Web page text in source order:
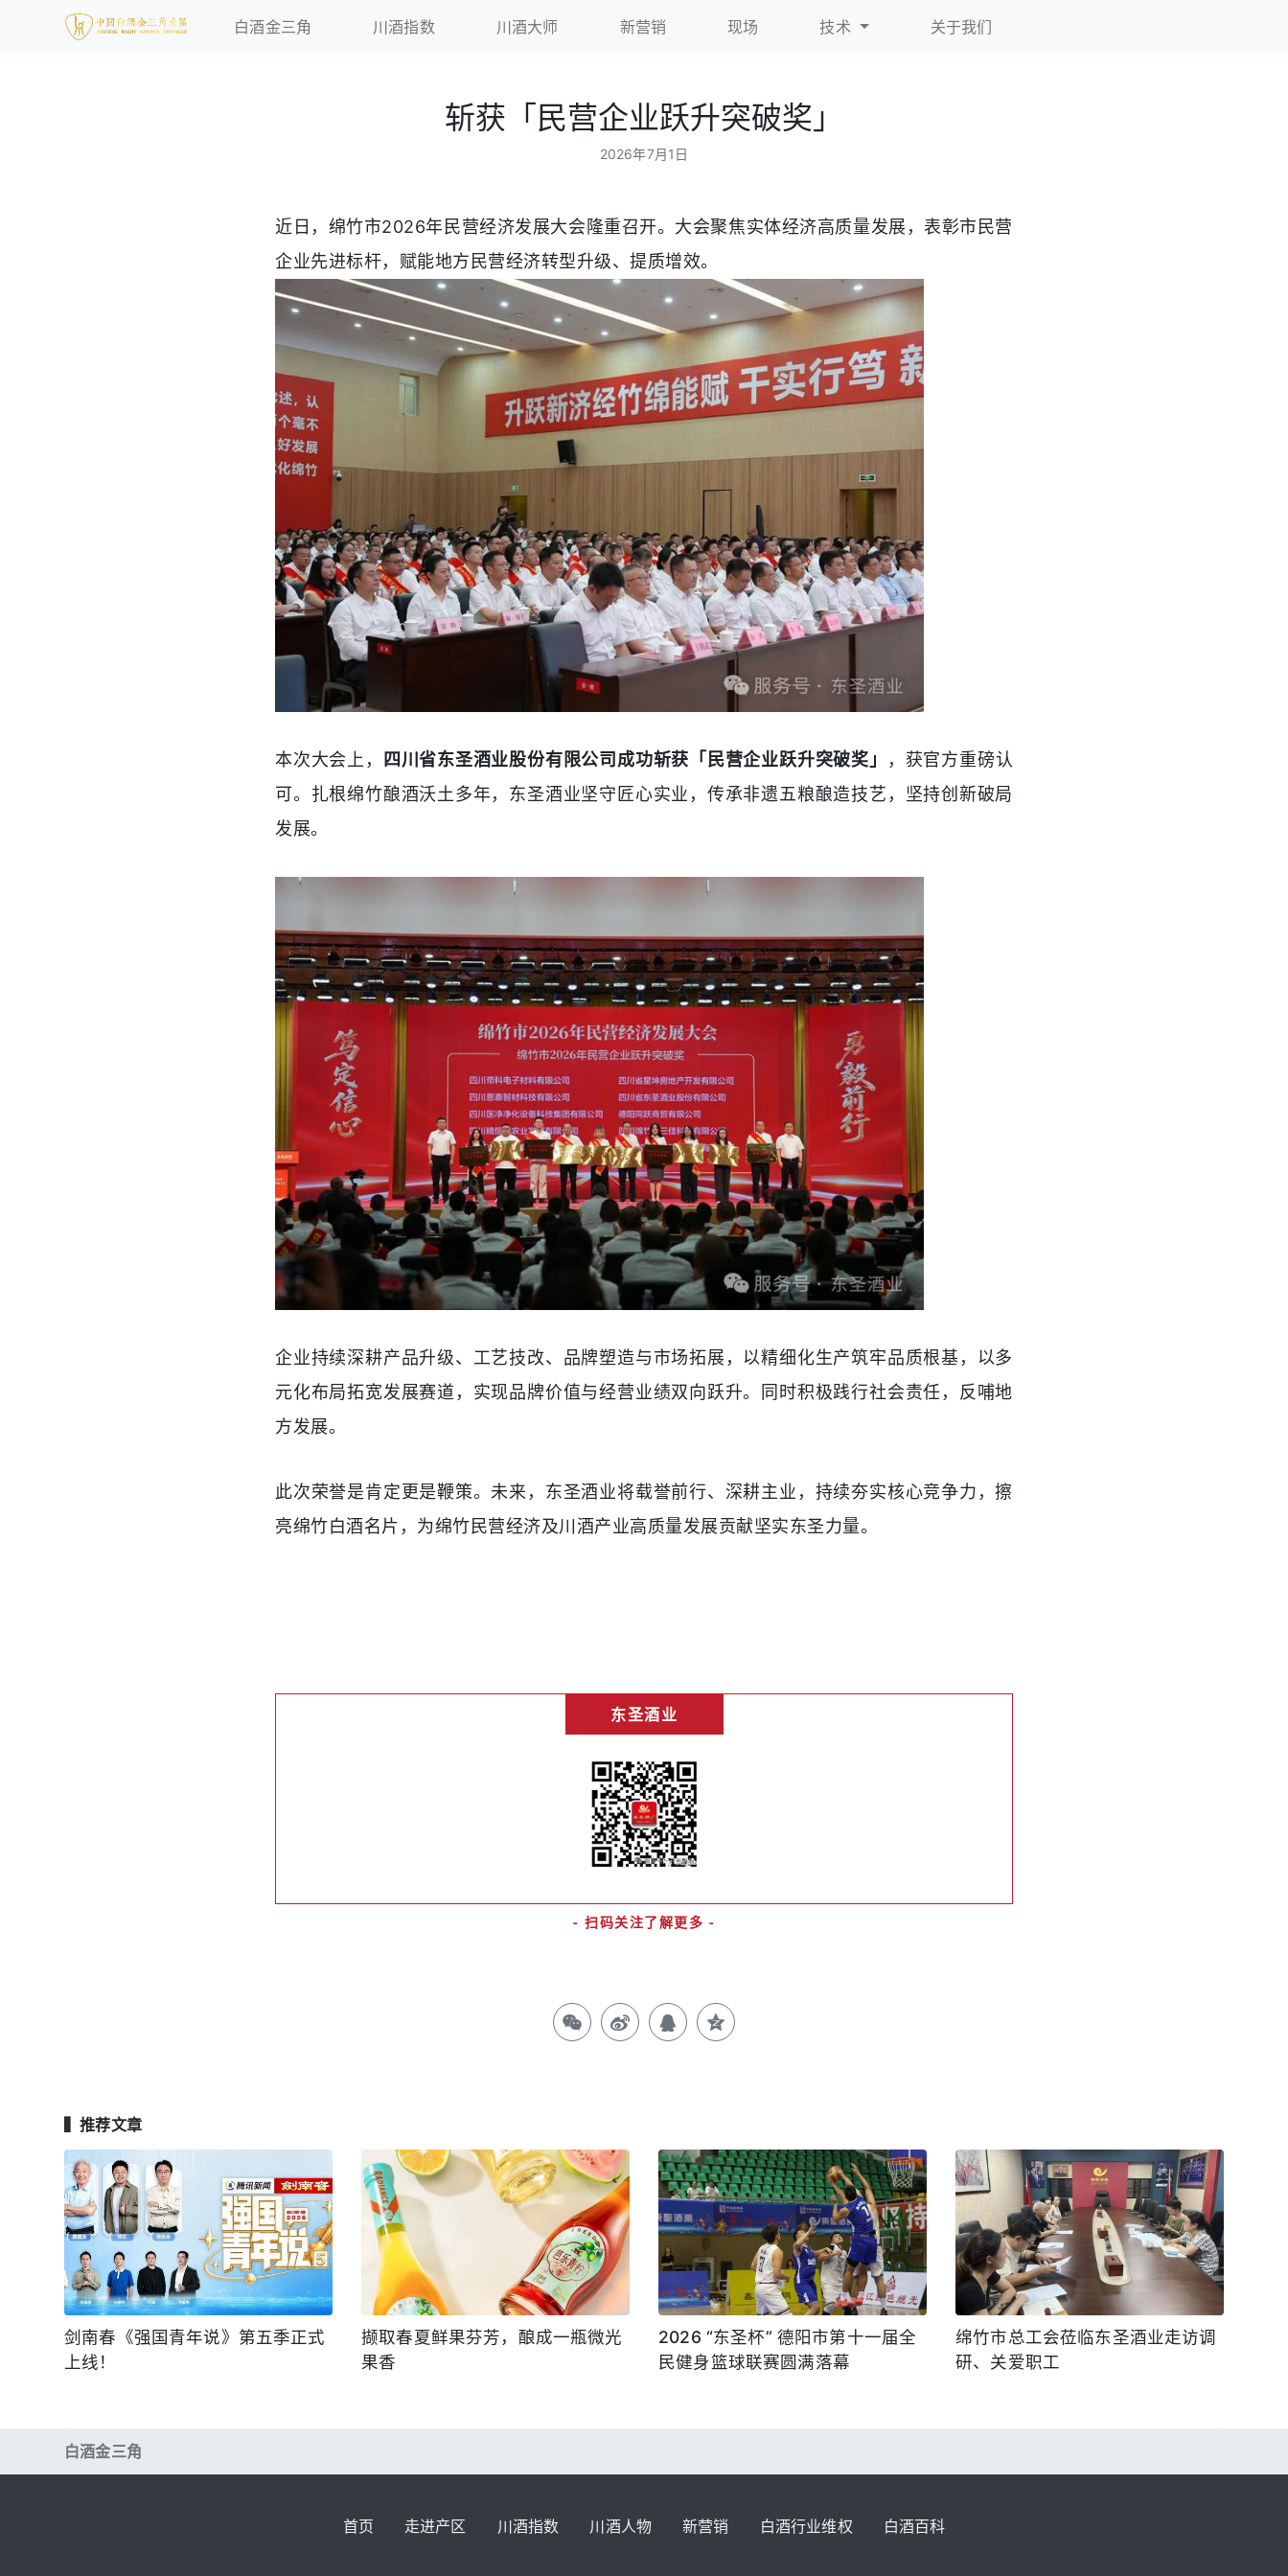
白酒金三角 川酒指数 川酒大师 新营销 现场 技术 关于我们
斩获「民营企业跃升突破奖」
2026年7月1日
近日，绵竹市2026年民营经济发展大会隆重召开。大会聚焦实体经济高质量发展，表彰市民营
企业先进标杆，赋能地方民营经济转型升级、提质增效。
本次大会上， 四川省东圣酒业股份有限公司成功斩获「民营企业跃升突破奖」
，获官方重磅认
可。扎根绵竹酿酒沃土多年，东圣酒业坚守匠心实业，传承非遗五粮酿造技艺，坚持创新破局
发展。
企业持续深耕产品升级、工艺技改、品牌塑造与市场拓展，以精细化生产筑牢品质根基，以多
元化布局拓宽发展赛道，实现品牌价值与经营业绩双向跃升。同时积极践行社会责任，反哺地
方发展。
此次荣誉是肯定更是鞭策。未来，东圣酒业将载誉前行、深耕主业，持续夯实核心竞争力，擦
亮绵竹白酒名片，为绵竹民营经济及川酒产业高质量发展贡献坚实东圣力量。
东圣酒业
- 扫码关注了解更多 -
▍推荐文章
剑南春《强国青年说》第五季正式
上线！
撷取春夏鲜果芬芳，酿成一瓶微光
果香
2026 “东圣杯” 德阳市第十一届全
民健身篮球联赛圆满落幕
绵竹市总工会莅临东圣酒业走访调
研、关爱职工
白酒金三角
首页 走进产区 川酒指数 川酒人物 新营销 白酒行业维权 白酒百科